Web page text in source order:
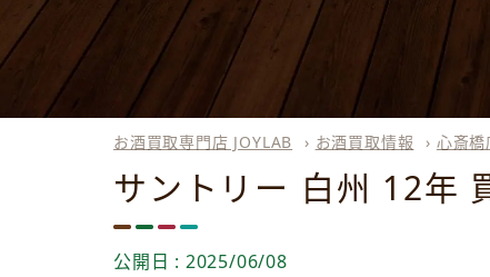
お酒買取専門店 JOYLAB › お酒買取情報 › 心斎橋
サントリー 白州 12年
公開日 : 2025/06/08